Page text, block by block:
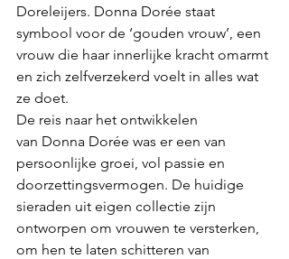
Doreleijers. Donna Dorée staat
symbool voor de ‘gouden vrouw’, een
vrouw die haar innerlijke kracht omarmt
en zich zelfverzekerd voelt in alles wat
ze doet.
De reis naar het ontwikkelen
van Donna Dorée was er een van
persoonlijke groei, vol passie en
doorzettingsvermogen. De huidige
sieraden uit eigen collectie zijn
ontworpen om vrouwen te versterken,
om hen te laten schitteren van